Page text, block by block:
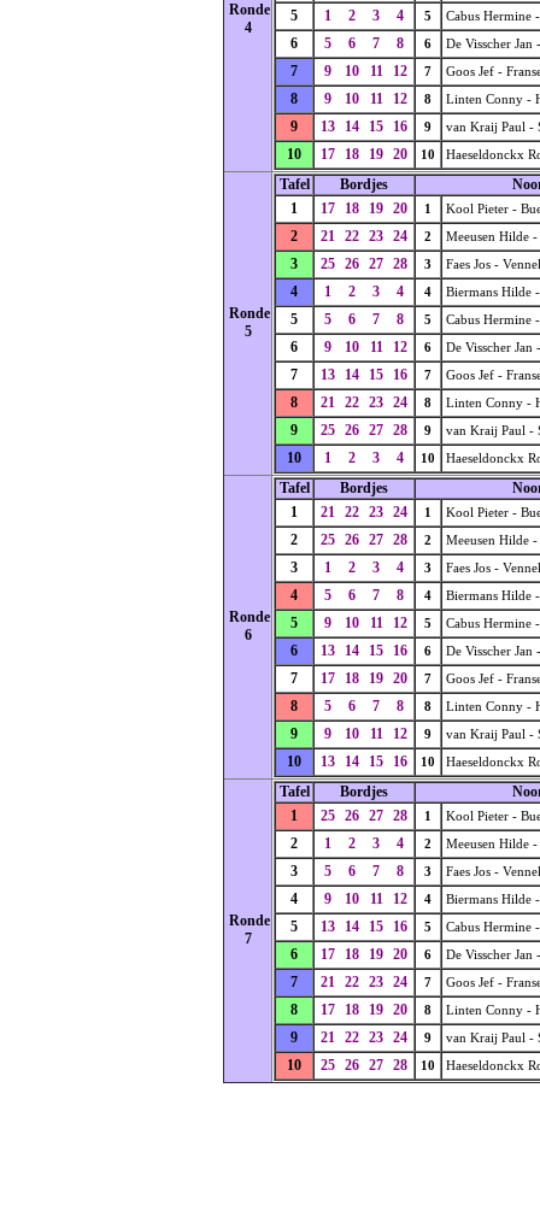
Ronde
4
5 1 2 3 4 5 Cabus Hermine
6 5 6 7 8 6 De Visscher Jan
7 9 10 11 12 7 Goos Jef -
8 9 10 11 12 8 Linten Conny -
9 13 14 15 16 9 van Kraij Paul -
10 17 18 19 20 10 Haeseldonckx
Ronde
5
Tafel Bordjes
1
17 18 19 20 1 Kool Pieter -
2 21 22 23 24 2 Meeusen Hilde
3 25 26 27 28 3 Faes Jos -
4 1 2 3 4 4 Biermans Hilde
5 5 6 7 8 5 Cabus Hermine
6 9 10 11 12 6 De Visscher Jan
7 13 14 15 16 7 Goos Jef -
8 21 22 23 24 8 Linten Conny -
9 25 26 27 28 9 van Kraij Paul -
10 1 2 3 4 10 Haeseldonckx
Ronde
6
Tafel Bordjes
1
21 22 23 24 1 Kool Pieter -
2 25 26 27 28 2 Meeusen Hilde
3 1 2 3 4 3 Faes Jos -
4 5 6 7 8 4 Biermans Hilde
5 9 10 11 12 5 Cabus Hermine
6 13 14 15 16 6 De Visscher Jan
7 17 18 19 20 7 Goos Jef -
8 5 6 7 8 8 Linten Conny -
9 9 10 11 12 9 van Kraij Paul -
10 13 14 15 16 10 Haeseldonckx
Ronde
7
Tafel Bordjes
1
25 26 27 28 1 Kool Pieter -
2 1 2 3 4 2 Meeusen Hilde
3 5 6 7 8 3 Faes Jos -
4 9 10 11 12 4 Biermans Hilde
5 13 14 15 16 5 Cabus Hermine
6 17 18 19 20 6 De Visscher Jan
7 21 22 23 24 7 Goos Jef -
8 17 18 19 20 8 Linten Conny -
9 21 22 23 24 9 van Kraij Paul -
10 25 26 27 28 10 Haeseldonckx